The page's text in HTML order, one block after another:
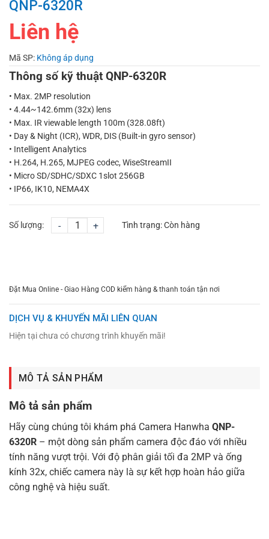
QNP-6320R
Liên hệ
Mã SP: Không áp dụng
Thông số kỹ thuật QNP-6320R
• Max. 2MP resolution
• 4.44~142.6mm (32x) lens
• Max. IR viewable length 100m (328.08ft)
• Day & Night (ICR), WDR, DIS (Built-in gyro sensor)
• Intelligent Analytics
• H.264, H.265, MJPEG codec, WiseStreamII
• Micro SD/SDHC/SDXC 1slot 256GB
• IP66, IK10, NEMA4X
Số lượng: - + Tình trạng:Còn hàng
Đặt Mua Online - Giao Hàng COD kiểm hàng & thanh toán tận nơi
DỊCH VỤ & KHUYẾN MÃI LIÊN QUAN
Hiện tại chưa có chương trình khuyến mãi!
MÔ TẢ SẢN PHẨM
Mô tả sản phẩm
Hãy cùng chúng tôi khám phá Camera Hanwha QNP-
6320R – một dòng sản phẩm camera độc đáo với nhiều
tính năng vượt trội. Với độ phân giải tối đa 2MP và ống
kính 32x, chiếc camera này là sự kết hợp hoàn hảo giữa
công nghệ và hiệu suất.